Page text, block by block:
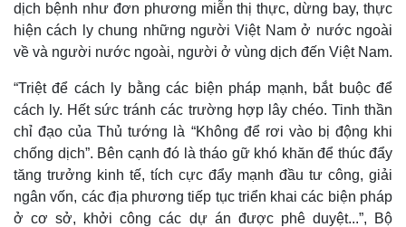
dịch bệnh như đơn phương miễn thị thực, dừng bay, thực
hiện cách ly chung những người Việt Nam ở nước ngoài
về và người nước ngoài, người ở vùng dịch đến Việt Nam.
“Triệt để cách ly bằng các biện pháp mạnh, bắt buộc để
cách ly. Hết sức tránh các trường hợp lây chéo. Tinh thần
chỉ đạo của Thủ tướng là “Không để rơi vào bị động khi
chống dịch”. Bên cạnh đó là tháo gữ khó khăn để thúc đẩy
tăng trưởng kinh tế, tích cực đẩy mạnh đầu tư công, giải
ngân vốn, các địa phương tiếp tục triển khai các biện pháp
ở cơ sở, khởi công các dự án được phê duyệt...”, Bộ